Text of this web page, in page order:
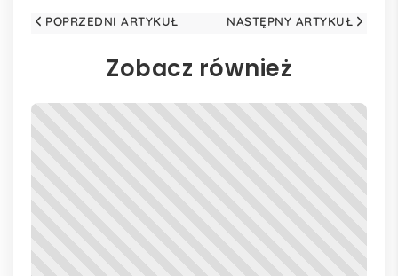
POPRZEDNI ARTYKUŁ NASTĘPNY ARTYKUŁ
Zobacz również